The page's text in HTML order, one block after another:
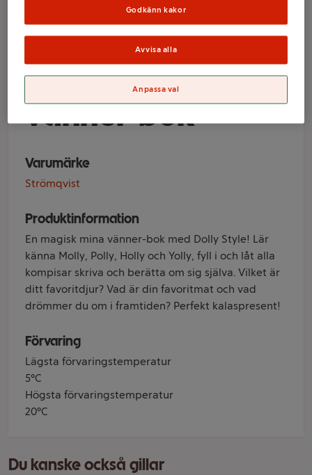
Dolly Style. Mina
vänner-bok
Varumärke
Strömqvist
Produktinformation
En magisk mina vänner-bok med Dolly Style! Lär
känna Molly, Polly, Holly och Yolly, fyll i och låt alla
kompisar skriva och berätta om sig själva. Vilket är
ditt favoritdjur? Vad är din favoritmat och vad
drömmer du om i framtiden? Perfekt kalaspresent!
Förvaring
Lägsta förvaringstemperatur
5°C
Högsta förvaringstemperatur
20°C
Sortimentet kan variera mellan butikerna
Du kanske också gillar
Godkänn kakor
Avvisa alla
Anpassa val